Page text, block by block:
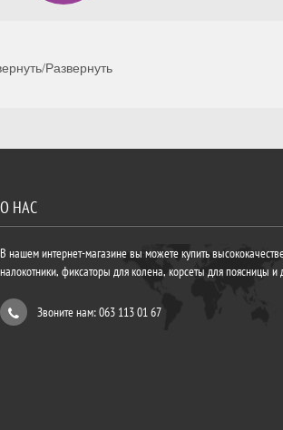
Развернуть
О НАС
В нашем интернет-магазине вы можете купить
налокотники, фиксаторы для колена, корсеты для поясницы и
Звоните нам: 063 113 01 67